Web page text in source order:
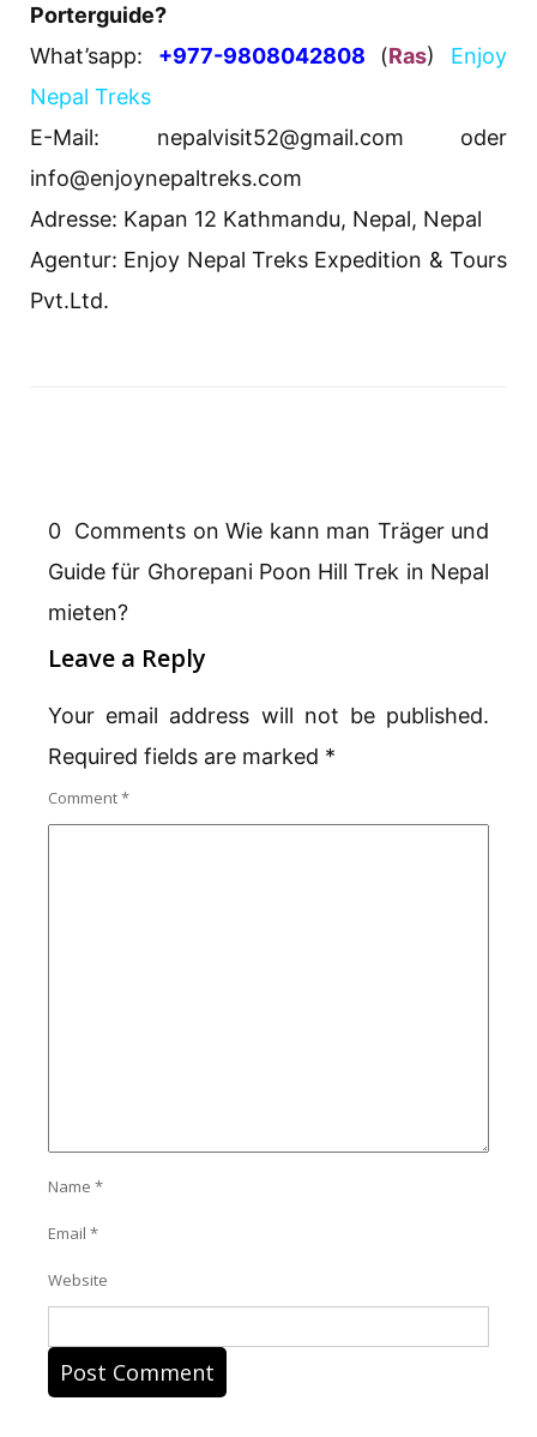
Porterguide?
What’sapp: +977-9808042808 (Ras)
Enjoy
Nepal Treks
E-Mail: nepalvisit52@gmail.com oder
info@enjoynepaltreks.com
Adresse: Kapan 12 Kathmandu, Nepal, Nepal
Agentur: Enjoy Nepal Treks Expedition & Tours
Pvt.Ltd.
0 Comments on Wie kann man Träger und
Guide für Ghorepani Poon Hill Trek in Nepal
mieten?
Leave a Reply
Your email address will not be published.
Required fields are marked *
Comment*
Name *
Email *
Website